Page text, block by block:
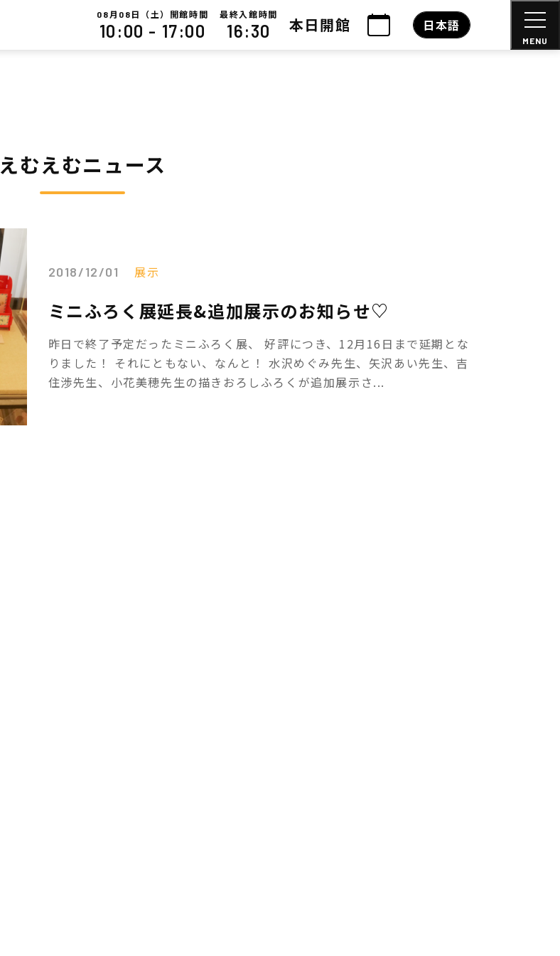
08 月 08 日（土）開館時間
10:00 - 17:00
最終入館時間
16:30 本日開館 日本語
MENU
えむえむニュース
2018/12/01 展示
ミニふろく展延長&追加展示のお知らせ♡
昨日で終了予定だったミニふろく展、 好評につき、12月16日まで延期とな
りました！ それにともない、なんと！ 水沢めぐみ先生、矢沢あい先生、吉
住渉先生、小花美穂先生の描きおろしふろくが追加展示さ...